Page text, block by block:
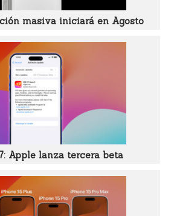
masiva iniciará en Agosto
Apple lanza tercera beta